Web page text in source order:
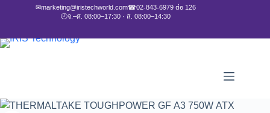
✉marketing@iristechworld.com☎02-843-6979 ต่อ 126
🕘จ.–ศ. 08:00–17:30 · ส. 08:00–14:30